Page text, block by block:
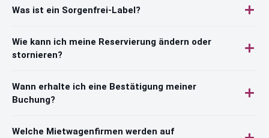
Was ist ein Sorgenfrei-Label?
Wie kann ich meine Reservierung ändern oder
stornieren?
Wann erhalte ich eine Bestätigung meiner
Buchung?
Welche Mietwagenfirmen werden auf